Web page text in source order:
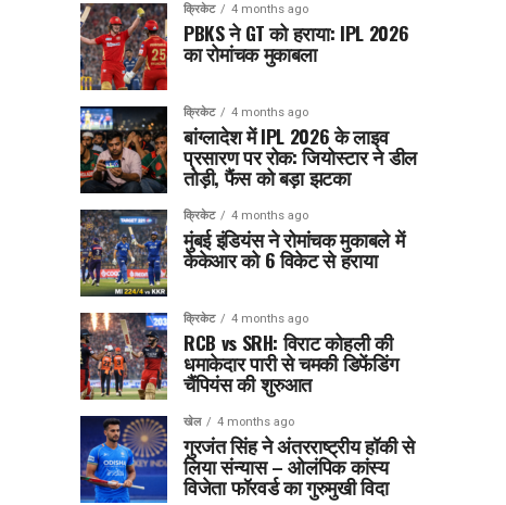
क्रिकेट 4 months ago
PBKS ने GT को हराया: IPL 2026
का रोमांचक मुकाबला
क्रिकेट 4 months ago
बांग्लादेश में IPL 2026 के लाइव
प्रसारण पर रोक: जियोस्टार ने डील
तोड़ी, फैंस को बड़ा झटका
क्रिकेट 4 months ago
मुंबई इंडियंस ने रोमांचक मुकाबले में
केकेआर को 6 विकेट से हराया
क्रिकेट 4 months ago
RCB vs SRH: विराट कोहली की
धमाकेदार पारी से चमकी डिफेंडिंग
चैंपियंस की शुरुआत
खेल 4 months ago
गुरजंत सिंह ने अंतरराष्ट्रीय हॉकी से
लिया संन्यास – ओलंपिक कांस्य
विजेता फॉरवर्ड का गुरुमुखी विदा